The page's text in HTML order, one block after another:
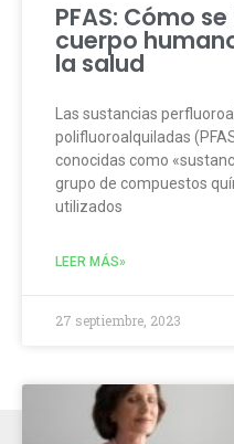
PFAS: Cómo
cuerpo
la salud
Las sustancias
polifluoroalquiladas
conocidas como
grupo de compuestos
utilizados
LEER MÁS»
27 septiembre, 2023